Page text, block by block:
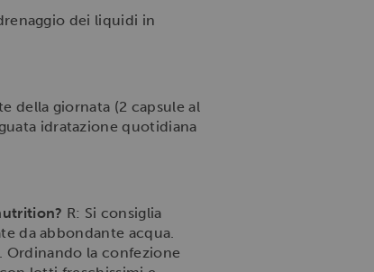
dei liquidi in
della giornata (2 capsule al
idratazione quotidiana
R: Si consiglia
da abbondante acqua.
Ordinando la confezione